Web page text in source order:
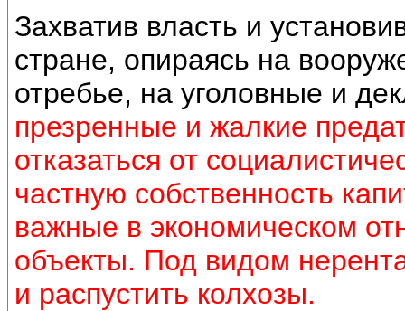
Захватив власть и
стране, опираясь на
отребье, на уголовные и
презренные и жалкие
отказаться от
частную собственность
важные в экономическом
объекты. Под видом
и распустить колхозы.